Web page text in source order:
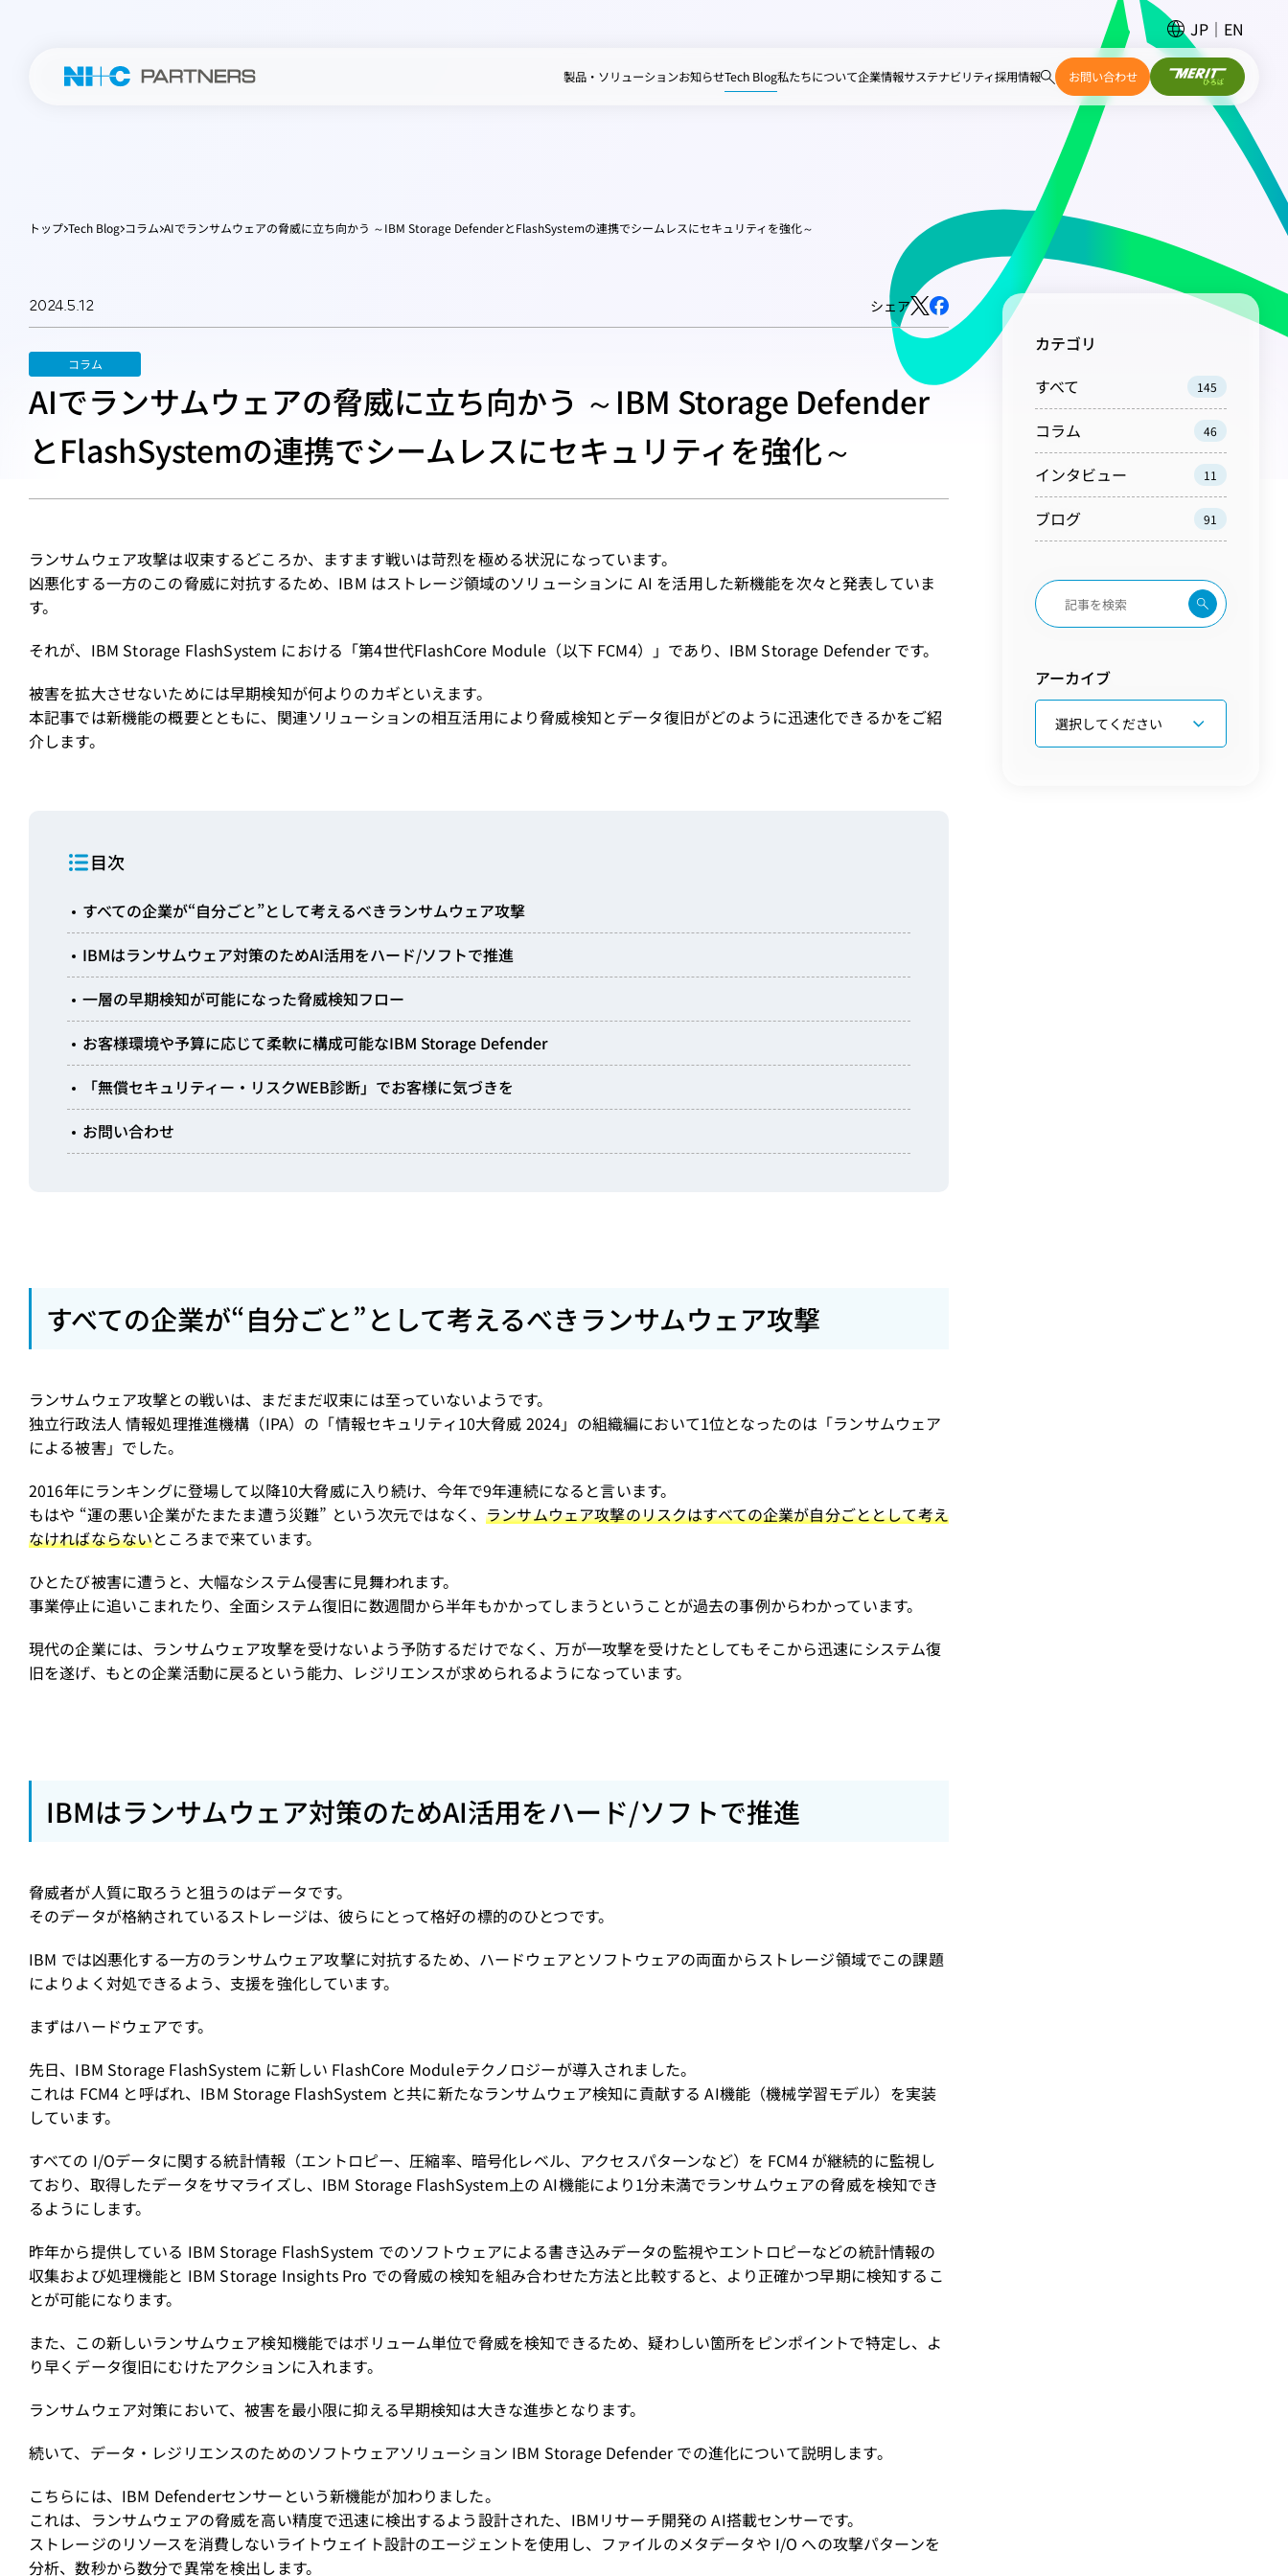
製品・ソリューションお知らせTech Blog私たちについて企業情報サステナビリティ採用情報 お問い合わせ
JP EN
トップ Tech Blog コラム AIでランサムウェアの脅威に立ち向かう ～IBM Storage DefenderとFlashSystemの連携でシームレスにセキュリティを強化～
2024.5.12 シェア
コラム
AIでランサムウェアの脅威に立ち向かう ～IBM Storage Defender
とFlashSystemの連携でシームレスにセキュリティを強化～
ランサムウェア攻撃は収束するどころか、ますます戦いは苛烈を極める状況になっています。
凶悪化する一方のこの脅威に対抗するため、IBM はストレージ領域のソリューションに AI を活用した新機能を次々と発表していま
す。
それが、IBM Storage FlashSystem における「第4世代FlashCore Module（以下 FCM4）」であり、IBM Storage Defender です。
被害を拡大させないためには早期検知が何よりのカギといえます。
本記事では新機能の概要とともに、関連ソリューションの相互活用により脅威検知とデータ復旧がどのように迅速化できるかをご紹
介します。
目次
すべての企業が“自分ごと”として考えるべきランサムウェア攻撃
IBMはランサムウェア対策のためAI活用をハード/ソフトで推進
一層の早期検知が可能になった脅威検知フロー
お客様環境や予算に応じて柔軟に構成可能なIBM Storage Defender
「無償セキュリティー・リスクWEB診断」でお客様に気づきを
お問い合わせ
すべての企業が“自分ごと”として考えるべきランサムウェア攻撃
ランサムウェア攻撃との戦いは、まだまだ収束には至っていないようです。
独立行政法人 情報処理推進機構（IPA）の「情報セキュリティ10大脅威 2024」の組織編において1位となったのは「ランサムウェア
による被害」でした。
2016年にランキングに登場して以降10大脅威に入り続け、今年で9年連続になると言います。
もはや “運の悪い企業がたまたま遭う災難” という次元ではなく、ランサムウェア攻撃のリスクはすべての企業が自分ごととして考え
なければならないところまで来ています。
ひとたび被害に遭うと、大幅なシステム侵害に見舞われます。
事業停止に追いこまれたり、全面システム復旧に数週間から半年もかかってしまうということが過去の事例からわかっています。
現代の企業には、ランサムウェア攻撃を受けないよう予防するだけでなく、万が一攻撃を受けたとしてもそこから迅速にシステム復
旧を遂げ、もとの企業活動に戻るという能力、レジリエンスが求められるようになっています。
IBMはランサムウェア対策のためAI活用をハード/ソフトで推進
脅威者が人質に取ろうと狙うのはデータです。
そのデータが格納されているストレージは、彼らにとって格好の標的のひとつです。
IBM では凶悪化する一方のランサムウェア攻撃に対抗するため、ハードウェアとソフトウェアの両面からストレージ領域でこの課題
によりよく対処できるよう、支援を強化しています。
まずはハードウェアです。
先日、IBM Storage FlashSystem に新しい FlashCore Moduleテクノロジーが導入されました。
これは FCM4 と呼ばれ、IBM Storage FlashSystem と共に新たなランサムウェア検知に貢献する AI機能（機械学習モデル）を実装
しています。
すべての I/Oデータに関する統計情報（エントロピー、圧縮率、暗号化レベル、アクセスパターンなど）を FCM4 が継続的に監視し
ており、取得したデータをサマライズし、IBM Storage FlashSystem上の AI機能により1分未満でランサムウェアの脅威を検知でき
るようにします。
昨年から提供している IBM Storage FlashSystem でのソフトウェアによる書き込みデータの監視やエントロピーなどの統計情報の
収集および処理機能と IBM Storage Insights Pro での脅威の検知を組み合わせた方法と比較すると、より正確かつ早期に検知するこ
とが可能になります。
また、この新しいランサムウェア検知機能ではボリューム単位で脅威を検知できるため、疑わしい箇所をピンポイントで特定し、よ
り早くデータ復旧にむけたアクションに入れます。
ランサムウェア対策において、被害を最小限に抑える早期検知は大きな進歩となります。
続いて、データ・レジリエンスのためのソフトウェアソリューション IBM Storage Defender での進化について説明します。
こちらには、IBM Defenderセンサーという新機能が加わりました。
これは、ランサムウェアの脅威を高い精度で迅速に検出するよう設計された、IBMリサーチ開発の AI搭載センサーです。
ストレージのリソースを消費しないライトウェイト設計のエージェントを使用し、ファイルのメタデータや I/O への攻撃パターンを
分析、数秒から数分で異常を検出します。
カテゴリ
すべて
145
コラム 46
インタビュー 11
ブログ 91
アーカイブ